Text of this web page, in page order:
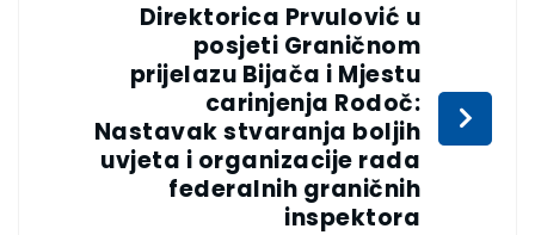
Direktorica Prvulović u
posjeti Graničnom
prijelazu Bijača i Mjestu
carinjenja Rodoč:
Nastavak stvaranja boljih
uvjeta i organizacije rada
federalnih graničnih
inspektora